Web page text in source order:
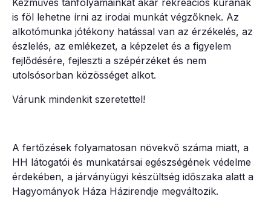
is föl lehetne írni az irodai munkát végzőknek. Az
alkotómunka jótékony hatással van az érzékelés, az
észlelés, az emlékezet, a képzelet és a figyelem
fejlődésére, fejleszti a szépérzéket és nem
utolsósorban közösséget alkot.
Várunk mindenkit szeretettel!
A fertőzések folyamatosan növekvő száma miatt, a
HH látogatói és munkatársai egészségének védelme
érdekében, a járványügyi készültség időszaka alatt a
Hagyományok Háza Házirendje megváltozik.